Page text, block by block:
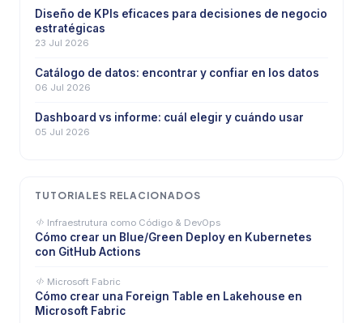
Diseño de KPIs eficaces para decisiones de negocio
estratégicas
23 Jul 2026
Catálogo de datos: encontrar y confiar en los datos
06 Jul 2026
Dashboard vs informe: cuál elegir y cuándo usar
05 Jul 2026
TUTORIALES RELACIONADOS
Infraestrutura como Código & DevOps
Cómo crear un Blue/Green Deploy en Kubernetes
con GitHub Actions
Microsoft Fabric
Cómo crear una Foreign Table en Lakehouse en
Microsoft Fabric